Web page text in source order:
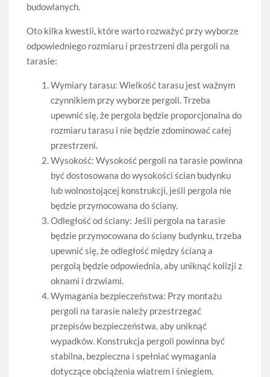
budowlanych.
Oto kilka kwestii, które warto rozważyć przy wyborze
odpowiedniego rozmiaru i przestrzeni dla pergoli na
tarasie:
Wymiary tarasu: Wielkość tarasu jest ważnym
czynnikiem przy wyborze pergoli. Trzeba
upewnić się, że pergola będzie proporcjonalna do
rozmiaru tarasu i nie będzie zdominować całej
przestrzeni.
Wysokość: Wysokość pergoli na tarasie powinna
być dostosowana do wysokości ścian budynku
lub wolnostojącej konstrukcji, jeśli pergola nie
będzie przymocowana do ściany.
Odległość od ściany: Jeśli pergola na tarasie
będzie przymocowana do ściany budynku, trzeba
upewnić się, że odległość między ścianą a
pergolą będzie odpowiednia, aby uniknąć kolizji z
oknami i drzwiami.
Wymagania bezpieczeństwa: Przy montażu
pergoli na tarasie należy przestrzegać
przepisów bezpieczeństwa, aby uniknąć
wypadków. Konstrukcja pergoli powinna być
stabilna, bezpieczna i spełniać wymagania
dotyczące obciążenia wiatrem i śniegiem.